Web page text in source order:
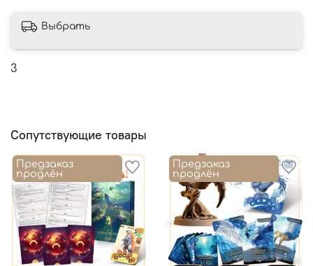
Выбрать
3
Сопутствующие товары
Предзаказ
продлён
Предзаказ
продлён